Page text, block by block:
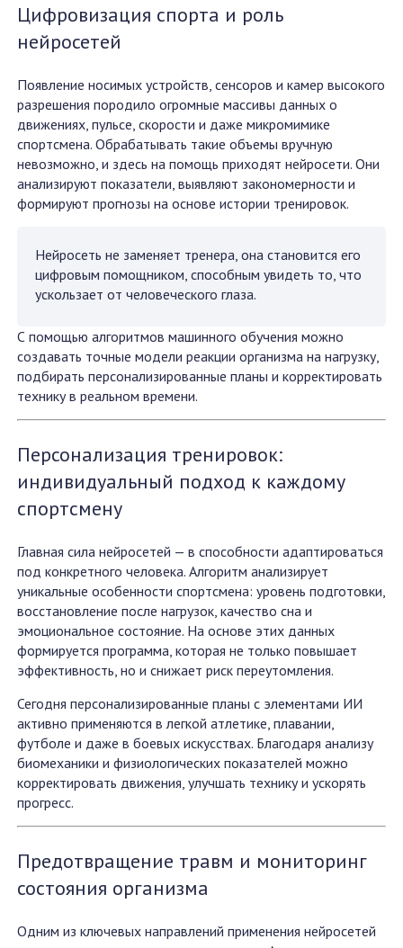
Цифровизация спорта и роль
нейросетей
Появление носимых устройств, сенсоров и камер высокого
разрешения породило огромные массивы данных о
движениях, пульсе, скорости и даже микромимике
спортсмена. Обрабатывать такие объемы вручную
невозможно, и здесь на помощь приходят нейросети. Они
анализируют показатели, выявляют закономерности и
формируют прогнозы на основе истории тренировок.
Нейросеть не заменяет тренера, она становится его
цифровым помощником, способным увидеть то, что
ускользает от человеческого глаза.
С помощью алгоритмов машинного обучения можно
создавать точные модели реакции организма на нагрузку,
подбирать персонализированные планы и корректировать
технику в реальном времени.
Персонализация тренировок:
индивидуальный подход к каждому
спортсмену
Главная сила нейросетей — в способности адаптироваться
под конкретного человека. Алгоритм анализирует
уникальные особенности спортсмена: уровень подготовки,
восстановление после нагрузок, качество сна и
эмоциональное состояние. На основе этих данных
формируется программа, которая не только повышает
эффективность, но и снижает риск переутомления.
Сегодня персонализированные планы с элементами ИИ
активно применяются в легкой атлетике, плавании,
футболе и даже в боевых искусствах. Благодаря анализу
биомеханики и физиологических показателей можно
корректировать движения, улучшать технику и ускорять
прогресс.
Предотвращение травм и мониторинг
состояния организма
Одним из ключевых направлений применения нейросетей